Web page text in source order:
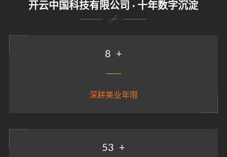
开云中国科技有限公司 · 十年数字沉淀
9 +
深耕美业年限
58 +